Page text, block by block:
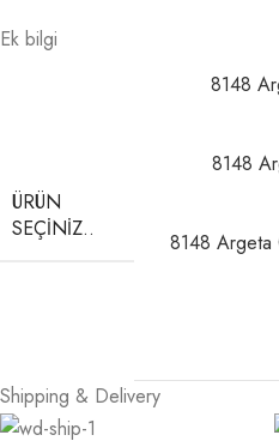
Ek bilgi
ÜRÜN
SEÇINIZ..
8148
8148
8148 Argeta
Shipping & Delivery